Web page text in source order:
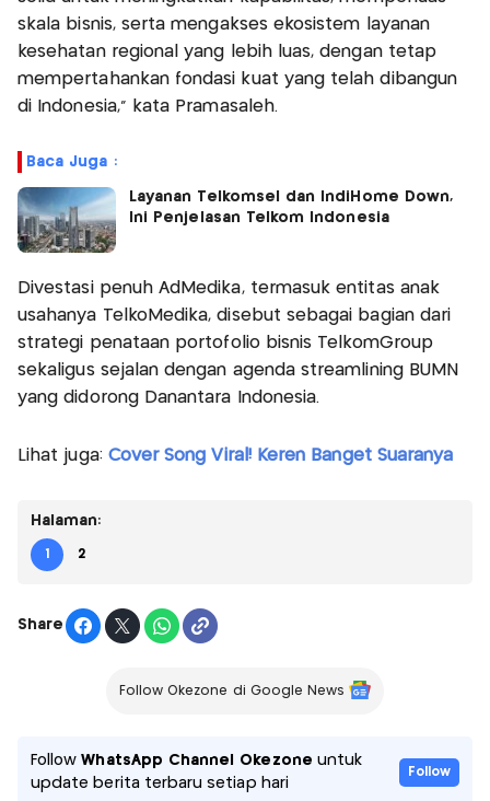
skala bisnis, serta mengakses ekosistem layanan
kesehatan regional yang lebih luas, dengan tetap
mempertahankan fondasi kuat yang telah dibangun
di Indonesia," kata Pramasaleh.
Baca Juga :
Layanan Telkomsel dan IndiHome Down,
Ini Penjelasan Telkom Indonesia
Divestasi penuh AdMedika, termasuk entitas anak
usahanya TelkoMedika, disebut sebagai bagian dari
strategi penataan portofolio bisnis TelkomGroup
sekaligus sejalan dengan agenda streamlining BUMN
yang didorong Danantara Indonesia.
Lihat juga: Cover Song Viral! Keren Banget Suaranya
Halaman:
1 2
Share
Follow Okezone di Google News
FollowWhatsApp Channel Okezone untuk
update berita terbaru setiap hari
Follow